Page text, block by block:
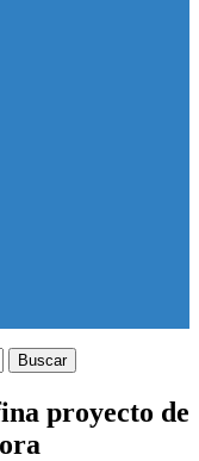
Buscar
proyecto de